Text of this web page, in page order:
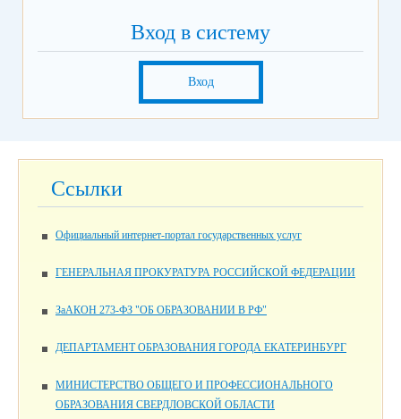
Вход в систему
Вход
Ссылки
Официальный интернет-портал государственных услуг
ГЕНЕРАЛЬНАЯ ПРОКУРАТУРА РОССИЙСКОЙ ФЕДЕРАЦИИ
ЗаАКОН 273-ФЗ "ОБ ОБРАЗОВАНИИ В РФ"
ДЕПАРТАМЕНТ ОБРАЗОВАНИЯ ГОРОДА ЕКАТЕРИНБУРГ
МИНИСТЕРСТВО ОБЩЕГО И ПРОФЕССИОНАЛЬНОГО
ОБРАЗОВАНИЯ СВЕРДЛОВСКОЙ ОБЛАСТИ